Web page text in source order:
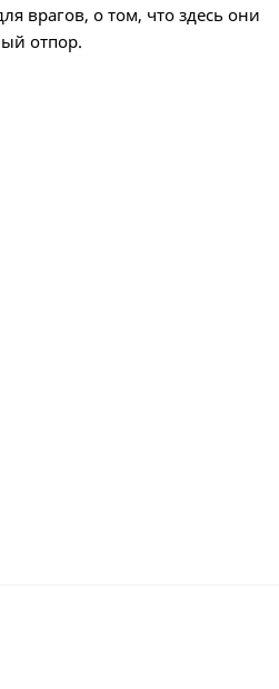
врагов, о том, что здесь они
отпор.